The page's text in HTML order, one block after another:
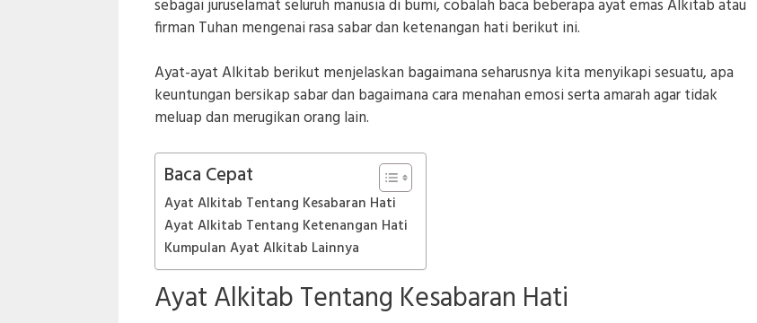
sebagai juruselamat seluruh manusia di bumi, cobalah baca beberapa ayat emas Alkitab atau
firman Tuhan mengenai rasa sabar dan ketenangan hati berikut ini.
Ayat-ayat Alkitab berikut menjelaskan bagaimana seharusnya kita menyikapi sesuatu, apa
keuntungan bersikap sabar dan bagaimana cara menahan emosi serta amarah agar tidak
meluap dan merugikan orang lain.
Baca Cepat
Ayat Alkitab Tentang Kesabaran Hati
Ayat Alkitab Tentang Ketenangan Hati
Kumpulan Ayat Alkitab Lainnya
Ayat Alkitab Tentang Kesabaran Hati